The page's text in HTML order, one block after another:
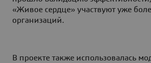
«Живое сердце» участвуют уже
организаций.
В проекте также использовалась